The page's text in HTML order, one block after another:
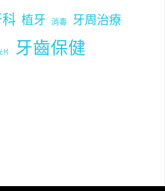
植牙 消毒 牙周治療
片 牙齒保健